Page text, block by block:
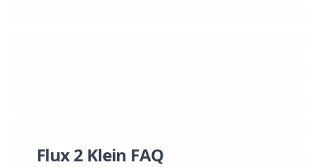
Flux 2 Klein FAQ